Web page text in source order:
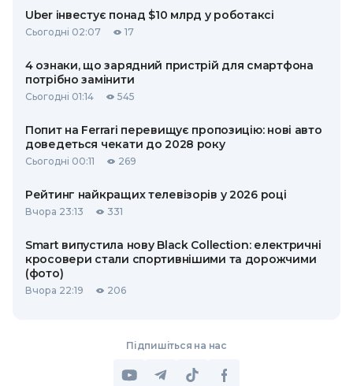
Uber інвестує понад $10 млрд у роботаксі
Сьогодні 02:07 17
4 ознаки, що зарядний пристрій для смартфона
потрібно замінити
Сьогодні 01:14 545
Попит на Ferrari перевищує пропозицію: нові авто
доведеться чекати до 2028 року
Сьогодні 00:11 269
Рейтинг найкращих телевізорів у 2026 році
Вчора 23:13 331
Smart випустила нову Black Collection: електричні
кросовери стали спортивнішими та дорожчими
(фото)
Вчора 22:19 206
Підпишіться на нас